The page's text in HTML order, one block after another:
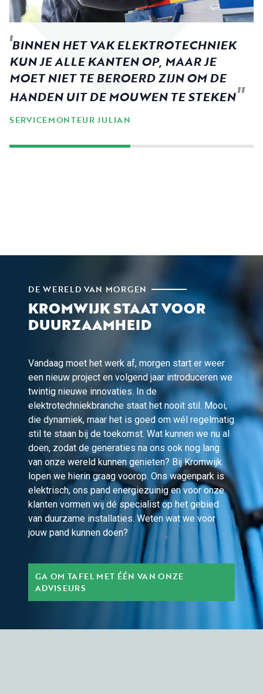
BINNEN HET VAK ELEKTROTECHNIEK
KUN JE ALLE KANTEN OP, MAAR JE
MOET NIET TE BEROERD ZIJN OM DE
HANDEN UIT DE MOUWEN TE STEKEN
SERVICEMONTEUR JULIAN
DE WERELD VAN MORGEN
KROMWIJK STAAT VOOR
DUURZAAMHEID
Vandaag moet het werk af, morgen start er weer
een nieuw project en volgend jaar introduceren we
twintig nieuwe innovaties. In de
elektrotechniekbranche staat het nooit stil. Mooi,
die dynamiek, maar het is goed om wél regelmatig
stil te staan bij de toekomst. Wat kunnen we nu al
doen, zodat de generaties na ons ook nog lang
van onze wereld kunnen genieten? Bij Kromwijk
lopen we hierin graag voorop. Ons wagenpark is
elektrisch, ons pand energiezuinig en voor onze
klanten vormen wij dé specialist op het gebied
van duurzame installaties. Weten wat we voor
jouw pand kunnen doen?
GA OM TAFEL MET ÉÉN VAN ONZE
ADVISEURS